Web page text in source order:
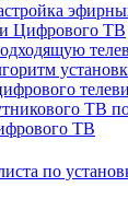
Цифрового ТВ
ТВ
ТВ
по